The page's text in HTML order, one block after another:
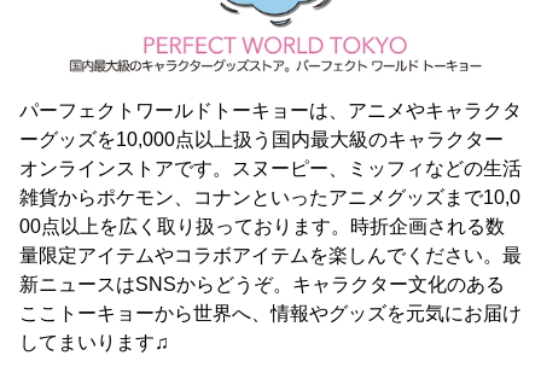
パーフェクトワールドトーキョーは、アニメやキャラクタ
ーグッズを10,000点以上扱う国内最大級のキャラクター
オンラインストアです。スヌーピー、ミッフィなどの生活
雑貨からポケモン、コナンといったアニメグッズまで10,0
00点以上を広く取り扱っております。時折企画される数
量限定アイテムやコラボアイテムを楽しんでください。最
新ニュースはSNSからどうぞ。キャラクター文化のある
ここトーキョーから世界へ、情報やグッズを元気にお届け
してまいります♫